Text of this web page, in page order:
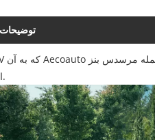
ارائه می‌کنیم.